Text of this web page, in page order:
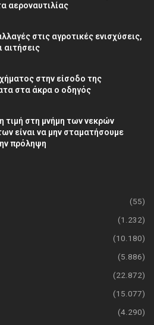
αεροναυτιλίας
στις αγροτικές ενισχύσεις,
αιτήσεις
στην είσοδο της
στα άκρα ο οδηγός
τιμή στη μνήμη των νεκρών
είναι να μην σταματήσουμε
πρόληψη
(55)
(1.232)
(10.180)
(5.886)
(22.872)
(15.077)
(4.290)